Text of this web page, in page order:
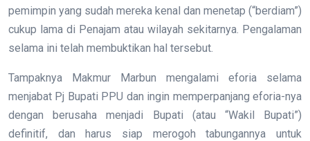
pemimpin yang sudah mereka kenal dan menetap (“berdiam”)
cukup lama di Penajam atau wilayah sekitarnya. Pengalaman
selama ini telah membuktikan hal tersebut.
Tampaknya Makmur Marbun mengalami eforia selama
menjabat Pj Bupati PPU dan ingin memperpanjang eforia-nya
dengan berusaha menjadi Bupati (atau “Wakil Bupati”)
definitif, dan harus siap merogoh tabungannya untuk